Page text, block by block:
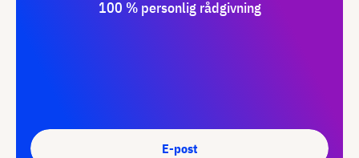
100 % personlig rådgivning
E-post